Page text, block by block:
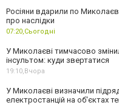
Росіяни вдарили по
про наслідки
07:20,Сьогодні
У Миколаєві тимчасово
інсультом: куди звертатися
19:10,Вчора
У Миколаєві визначили
електростанцій на об'єктах